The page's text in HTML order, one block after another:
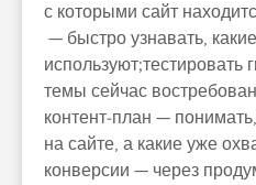
с которыми сайт
— быстро узнавать,
используют;тестировать
темы сейчас
контент‑план —
на сайте, а какие уже
конверсии — через